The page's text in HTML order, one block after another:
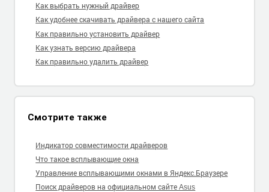
Как выбрать нужный драйвер
Как удобнее скачивать драйвера с нашего сайта
Как правильно установить драйвер
Как узнать версию драйвера
Как правильно удалить драйвер
Смотрите также
Индикатор совместимости драйверов
Что такое всплывающие окна
Управление всплывающими окнами в Яндекс.Браузере
Поиск драйверов на официальном сайте Asus